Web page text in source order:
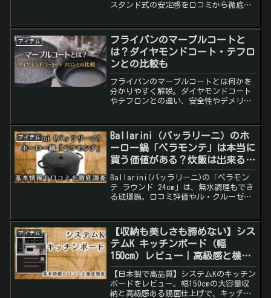
スタンド式の安定感を口コミから徹底検
アイテム
フライパンのマーブルコートと
は？ダイヤモンドコート・テフロ
ンとの比較も
フライパンのマーブルコートとは何かを
分かりやすく解説。ダイヤモンドコート
やテフロンとの違い、安全性やデメリッ
アイテム
Ballarini（バッラリーニ）のホ
ーロー鍋「ベラモンテ」は本当に
買う価値がある？炊飯は出来る
の？基本情報や口コミを徹底調
査！
Ballarini(バッラリーニ)の「ベラモン
テ ラウンド 24cm」は、無水調理もでき
る琺瑯鍋。口コミ評価やル・クルーゼと
アイテム
【収納も美しさも諦めない】シス
テムK キッチンボード（幅
150cm）レビュー｜高級感と機能
性が融合した日本製レンジ台
【日本製で高品質】システムKのキッチン
ボードをレビュー。幅150cmの大容量収
納と高級感ある鏡面仕上げで、キッチン